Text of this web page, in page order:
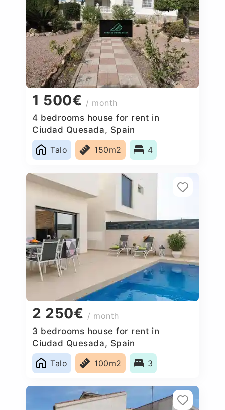
1 500€ / month
4 bedrooms house for rent in
Ciudad Quesada, Spain
Talo
150m2 4
2 250€ / month
3 bedrooms house for rent in
Ciudad Quesada, Spain
Talo
100m2 3